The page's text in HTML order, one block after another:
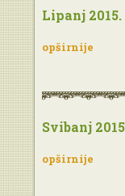
Lipanj 2015.
opširnije
Svibanj
opširnije